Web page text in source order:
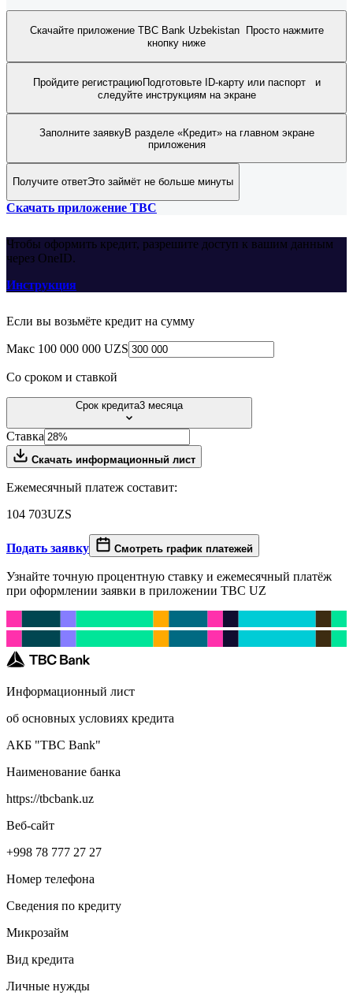
Скачайте приложение TBC Bank Uzbekistan
Просто нажмите
кнопку ниже
Пройдите регистрациюПодготовьте ID-карту или паспорт и
следуйте инструкциям на экране
Заполните заявкуВ разделе «Кредит» на главном экране
приложения
Получите ответЭто займёт не больше минуты
Скачать приложение TBC
Чтобы оформить кредит, разрешите доступ к вашим данным
через OneID.
Инструкция
Если вы возьмёте кредит на сумму
Макс 100 000 000 UZS
Со сроком и ставкой
Срок кредита3 месяца
Ставка
Скачать информационный лист
Ежемесячный платеж составит:
104 703UZS
Подать заявку Смотреть график платежей
Узнайте точную процентную ставку и ежемесячный платёж
при оформлении заявки в приложении TBC UZ
Информационный лист
об основных условиях кредита
АКБ "TBC Bank"
Наименование банка
https://tbcbank.uz
Веб-сайт
+998 78 777 27 27
Номер телефона
Сведения по кредиту
Микрозайм
Вид кредита
Личные нужды